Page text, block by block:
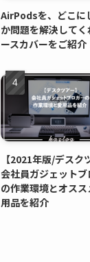
AirPodsを、どこに
か問題を解決して
ースカバーをご紹介
【2021年版/デスク
会社員ガジェットブ
の作業環境とオスス
用品を紹介